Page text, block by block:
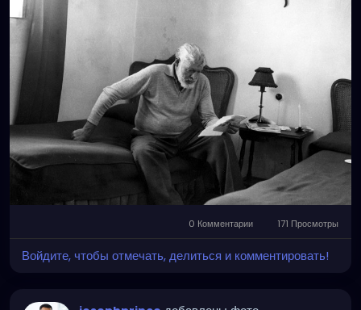
Crucially, an Italian priest happened upon the
shelled soldiers hanging onto life and anointed
them in the rite of extreme unction. In Hemingway’s
Faith, Mary Claire Kendall notes that “Hemingway
considered July 8, 1918, a day of spiritual rebirth. It
was the day he had stared down death and was
‘anointed’ and absolved of his sins.” From then on,
he called himself Catholic.'
0 Комментарии 171 Просмотры
Войдите, чтобы отмечать, делиться и комментировать!